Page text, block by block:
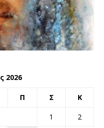
2026
Π Σ Κ
1
2